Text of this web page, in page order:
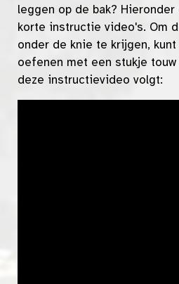
leggen op de bak?
korte instructie video's. Om
onder de knie te krijgen,
oefenen met een stukje
deze instructievideo volgt: